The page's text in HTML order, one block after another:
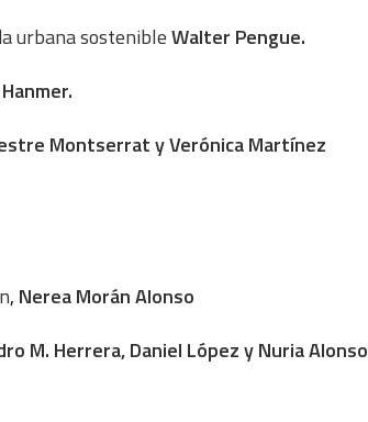
urbana sostenibleWalter Pengue.
Montserrat y Verónica Martínez
, Nerea Morán Alonso
M. Herrera, Daniel López y Nuria Alonso